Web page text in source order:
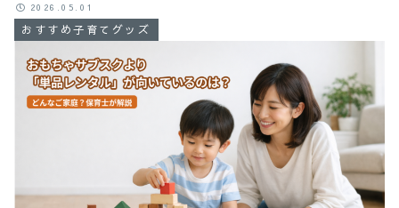
おすすめ子育てグッズ
2026.05.01